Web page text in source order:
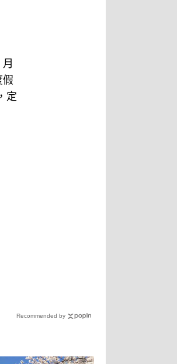
假
定
Recommended by